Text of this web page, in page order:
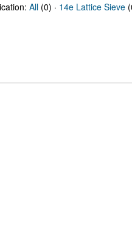
All (0) · 14e Lattice Sieve